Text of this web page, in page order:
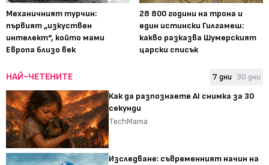
Механичният турчин:
първият „изкуствен
интелект“, който мами
Европа близо век
28 800 години на трона и
един истински Гилгамеш:
какво разказва Шумерският
царски списък
НАЙ-ЧЕТЕНИТЕ 7 дни 30 дни
Как да разпознаете AI снимка за 30
секунди
TechMama
Изследване: съвременният начин на